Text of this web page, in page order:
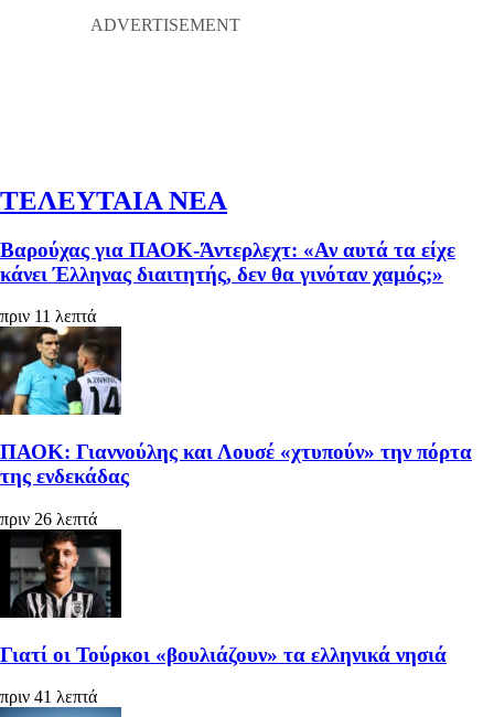
ΤΕΛΕΥΤΑΙΑ ΝΕΑ
Βαρούχας για ΠΑΟΚ-Άντερλεχτ: «Αν αυτά τα είχε
κάνει Έλληνας διαιτητής, δεν θα γινόταν χαμός;»
πριν 11 λεπτά
ΠΑΟΚ: Γιαννούλης και Λουσέ «χτυπούν» την πόρτα
της ενδεκάδας
πριν 26 λεπτά
Γιατί οι Τούρκοι «βουλιάζουν» τα ελληνικά νησιά
πριν 41 λεπτά